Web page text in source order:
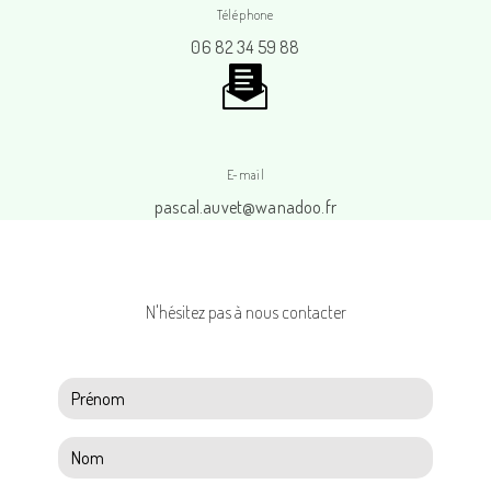
Téléphone
06 82 34 59 88
E-mail
pascal.auvet@wanadoo.fr
N'hésitez pas à nous contacter